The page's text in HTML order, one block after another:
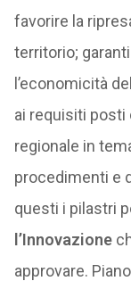
favorire la
territorio;
l’economicità
ai requisiti posti
regionale in
procedimenti e
questi i pilastri
l’Innovazione
approvare.